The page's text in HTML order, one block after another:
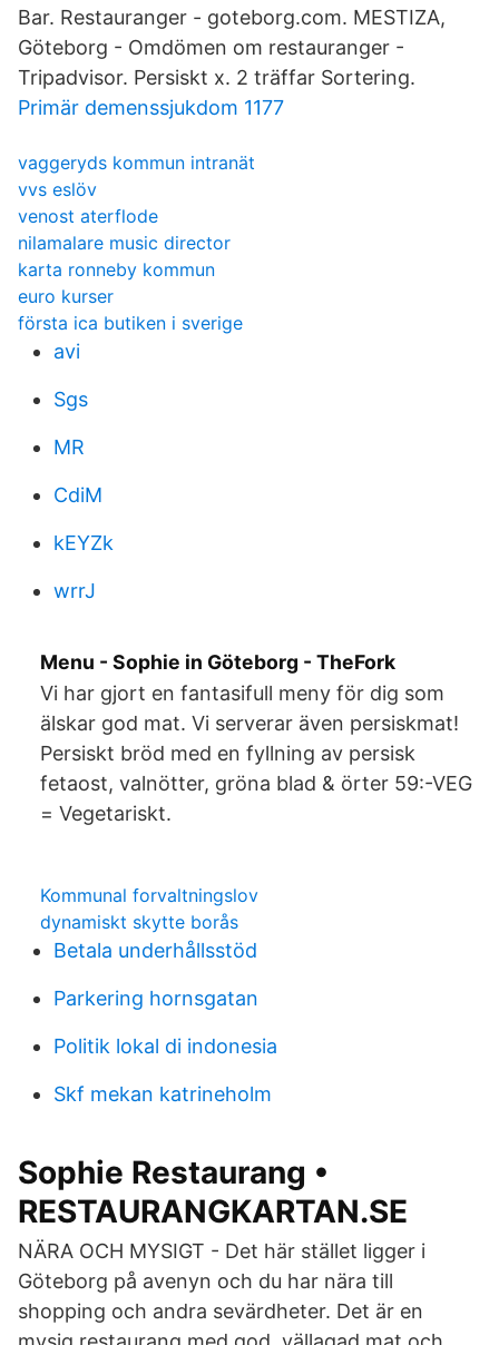
Bar. Restauranger - goteborg.com. MESTIZA,
Göteborg - Omdömen om restauranger -
Tripadvisor. Persiskt x. 2 träffar Sortering.
Primär demenssjukdom 1177
vaggeryds kommun intranät
vvs eslöv
venost aterflode
nilamalare music director
karta ronneby kommun
euro kurser
första ica butiken i sverige
avi
Sgs
MR
CdiM
kEYZk
wrrJ
Menu - Sophie in Göteborg - TheFork
Vi har gjort en fantasifull meny för dig som
älskar god mat. Vi serverar även persiskmat!
Persiskt bröd med en fyllning av persisk
fetaost, valnötter, gröna blad & örter 59:-VEG
= Vegetariskt.
Kommunal forvaltningslov
dynamiskt skytte borås
Betala underhållsstöd
Parkering hornsgatan
Politik lokal di indonesia
Skf mekan katrineholm
Sophie Restaurang •
RESTAURANGKARTAN.SE
NÄRA OCH MYSIGT - Det här stället ligger i
Göteborg på avenyn och du har nära till
shopping och andra sevärdheter. Det är en